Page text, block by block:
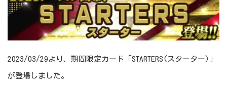
2023/03/29より、期間限定カード「STARTERS(スターター)」
が登場しました。